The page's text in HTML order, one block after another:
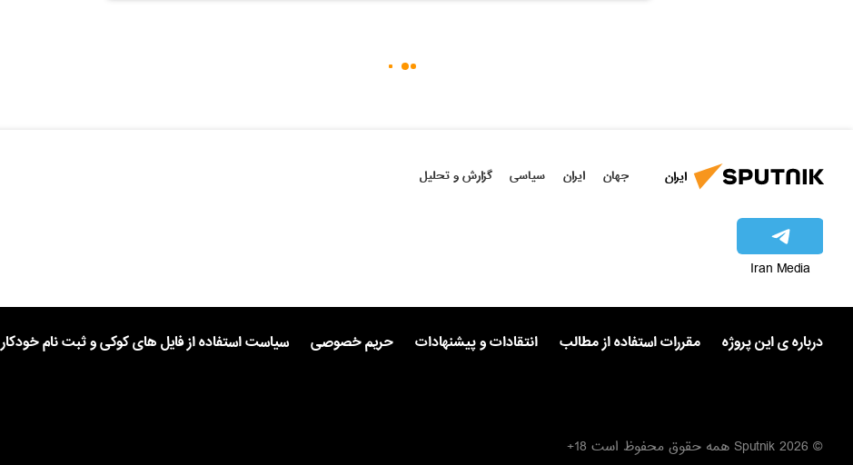
ایران جهان ایران سیاسی گزارش و تحلیل
Iran Media
درباره ی این پروژه مقررات استفاده از مطالب انتقادات و پیشنهادات حریم خصوصی سیاست استفاده از فایل های کوکی و ثبت نام خودکار
© 2026 Sputnik همه حقوق محفوظ است 18+